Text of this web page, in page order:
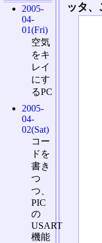
ッタ
2005-
04-
01(Fri)
空気
をキ
レイ
にす
るPC
2005-
04-
02(Sat)
コー
ドを
書き
つ
つ、
PIC
の
USART
機能